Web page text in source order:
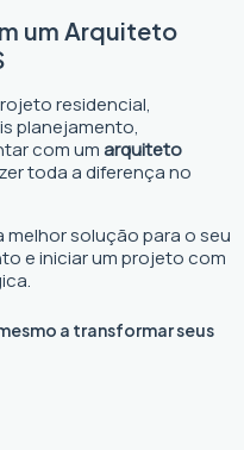
um Arquiteto
residencial,
planejamento,
com umarquiteto
toda a diferença no
solução para o seu
e iniciar um projeto com
a transformar seus